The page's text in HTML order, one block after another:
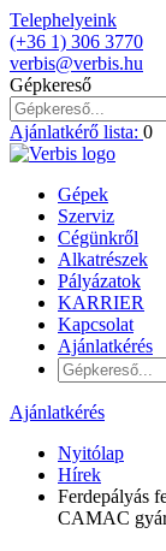
Telephelyeink
(+36 1) 306 3770
verbis@verbis.hu
Gépkereső
Ajánlatkérő lista: 0
Gépek
Szerviz
Cégünkről
Alkatrészek
Pályázatok
KARRIER
Kapcsolat
Ajánlatkérés
Ajánlatkérés
Nyitólap
Hírek
Ferdepályás
CAMAC